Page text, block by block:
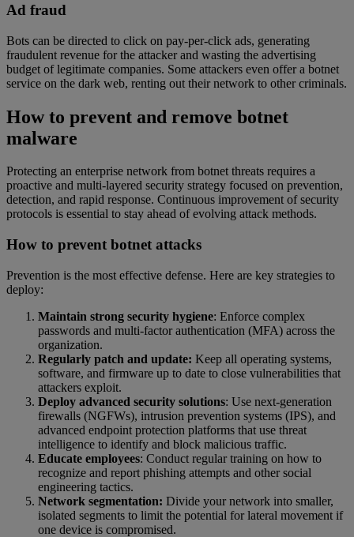
Ad fraud
Bots can be directed to click on pay-per-click ads, generating
fraudulent revenue for the attacker and wasting the advertising
budget of legitimate companies. Some attackers even offer a botnet
service on the dark web, renting out their network to other criminals.
How to prevent and remove botnet
malware
Protecting an enterprise network from botnet threats requires a
proactive and multi-layered security strategy focused on prevention,
detection, and rapid response. Continuous improvement of security
protocols is essential to stay ahead of evolving attack methods.
How to prevent botnet attacks
Prevention is the most effective defense. Here are key strategies to
deploy:
Maintain strong security hygiene: Enforce complex
passwords and multi-factor authentication (MFA) across the
organization.
Regularly patch and update: Keep all operating systems,
software, and firmware up to date to close vulnerabilities that
attackers exploit.
Deploy advanced security solutions: Use next-generation
firewalls (NGFWs), intrusion prevention systems (IPS), and
advanced endpoint protection platforms that use threat
intelligence to identify and block malicious traffic.
Educate employees: Conduct regular training on how to
recognize and report phishing attempts and other social
engineering tactics.
Network segmentation: Divide your network into smaller,
isolated segments to limit the potential for lateral movement if
one device is compromised.